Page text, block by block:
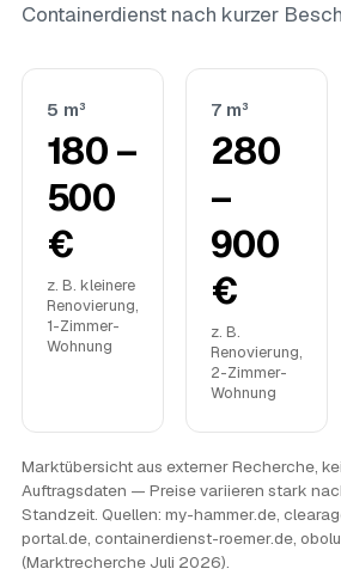
Containerdienst nach kurzer
5 m³
180 –
500
€
z. B. kleinere
Renovierung,
1-Zimmer-
Wohnung
7 m³
280
–
900
€
z. B.
Renovierung,
2-Zimmer-
Wohnung
Marktübersicht aus externer Recherche,
Auftragsdaten — Preise variieren stark
Standzeit. Quellen: my-hammer.de,
portal.de, containerdienst-roemer.de,
(Marktrecherche Juli 2026).